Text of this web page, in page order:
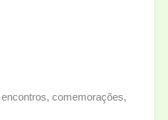
comemorações,